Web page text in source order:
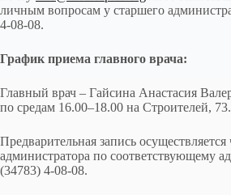
01
04, 3-66-04
личным вопросам у старшего
4-08-08.
График приема главного врача:
Главный врач – Гайсина Анастасия
по средам 16.00–18.00 на Строителей, 73.
Предварительная запись
администратора по соответствующему
(34783) 4-08-08.